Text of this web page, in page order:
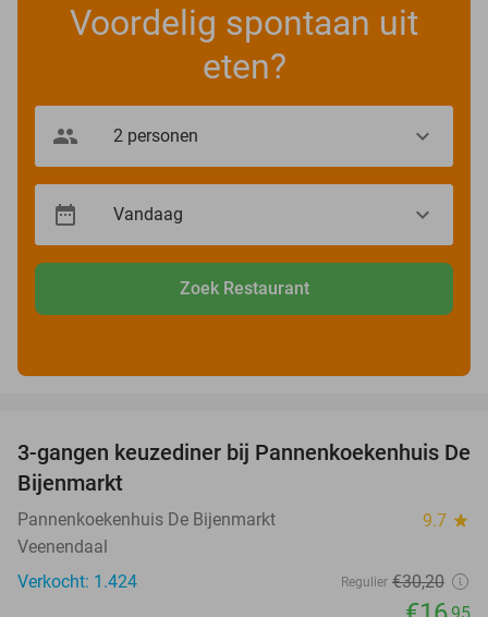
Voordelig spontaan uit
eten?
Zoek Restaurant
44%
3-gangen keuzediner bij Pannenkoekenhuis De
Bijenmarkt
Pannenkoekenhuis De Bijenmarkt 9.7 star
Veenendaal
Verkocht: 1.424
Regulier €30,20